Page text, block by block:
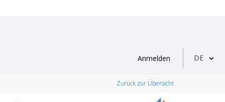
Anmelden DE
Zurück zur Übersicht